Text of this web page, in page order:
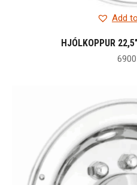
Add
HJÓLKOPPUR